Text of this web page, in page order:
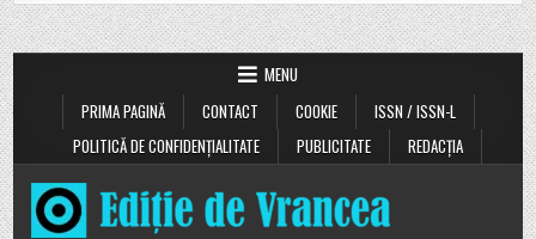
MENU
PRIMA PAGINĂ
CONTACT COOKIE
ISSN / ISSN-L
POLITICĂ DE CONFIDENȚIALITATE
PUBLICITATE REDACȚIA